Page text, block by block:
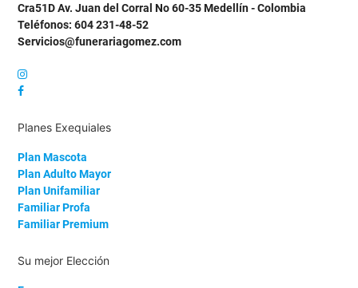
Cra51D Av. Juan del Corral No 60-35 Medellín - Colombia
Teléfonos: 604 231-48-52
Servicios@funerariagomez.com
Planes Exequiales
Plan Mascota
Plan Adulto Mayor
Plan Unifamiliar
Familiar Profa
Familiar Premium
Su mejor Elección